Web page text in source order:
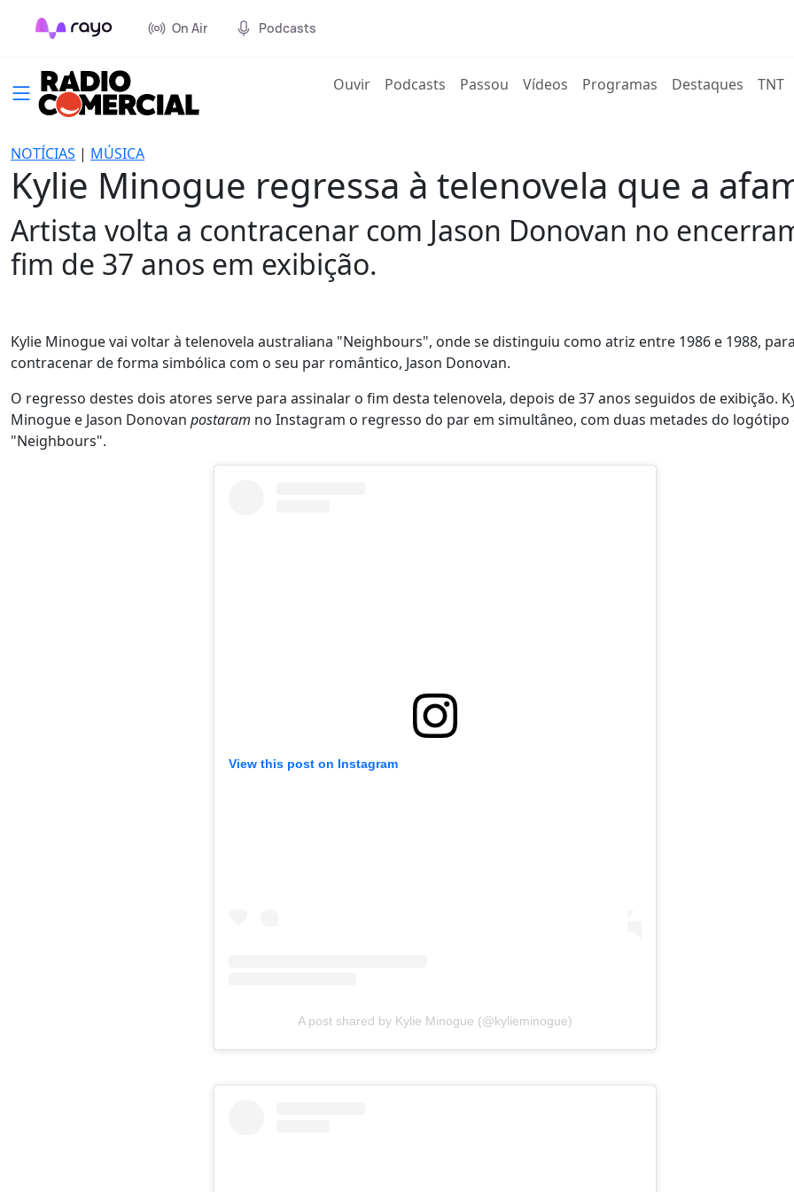
On Air Podcasts
Ouvir(current)
Podcasts Passou Vídeos Programas Destaques TNT
NOTÍCIAS | MÚSICA
Kylie Minogue regressa à telenovela que a
Artista volta a contracenar com Jason Donovan no
fim de 37 anos em exibição.
Kylie Minogue vai voltar à telenovela australiana "Neighbours", onde se distinguiu como atriz entre 1986 e 1988, para
contracenar de forma simbólica com o seu par romântico, Jason Donovan.
O regresso destes dois atores serve para assinalar o fim desta telenovela, depois de 37 anos seguidos de exibição.
Minogue e Jason Donovan postaram no Instagram o regresso do par em simultâneo, com duas metades do logótipo
"Neighbours".
View this post on Instagram
A post shared by Kylie Minogue (@kylieminogue)